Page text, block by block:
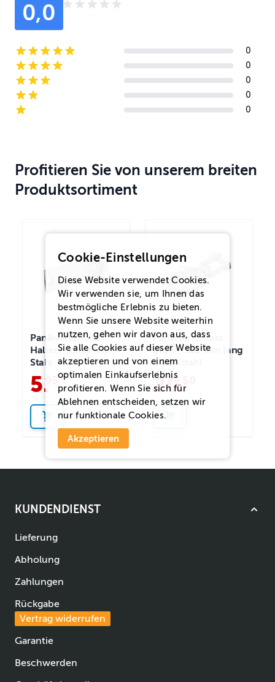
0,0
5-star reviews
0
4-star reviews
0
3-star reviews
0
2-star reviews
0
1-star reviews
0
Profitieren Sie von unserem breiten
Produktsortiment
Panikverschluss
Halter – verzinkter
Stahl
5.95
Panikverschluss
groß – 128 mm lang
– Edelstahl
20.
KUNDENDIENST
Lieferung
Abholung
Zahlungen
Rückgabe
Vertrag widerrufen
Garantie
Beschwerden
Cookie-Einstellungen
Diese Website verwendet Cookies.
Wir verwenden sie, um Ihnen das
bestmögliche Erlebnis zu bieten.
Wenn Sie unsere Website weiterhin
nutzen, gehen wir davon aus, dass
Sie alle Cookies auf dieser Website
akzeptieren und von einem
optimalen Einkaufserlebnis
profitieren. Wenn Sie sich für
Ablehnen entscheiden, setzen wir
nur funktionale Cookies.
Akzeptieren